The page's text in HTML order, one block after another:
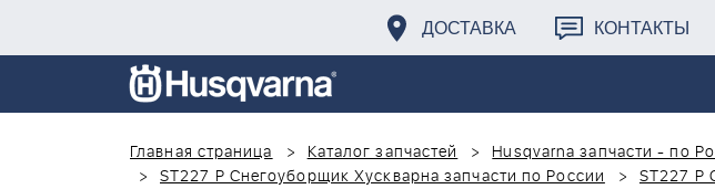
ДОСТАВКА КОНТАКТЫ
Главная страница
Каталог запчастей Husqvarna запчасти - по
ST227 P Снегоуборщик Хускварна запчасти по России
ST227 P